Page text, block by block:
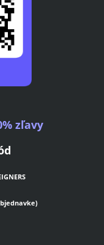
zľavy